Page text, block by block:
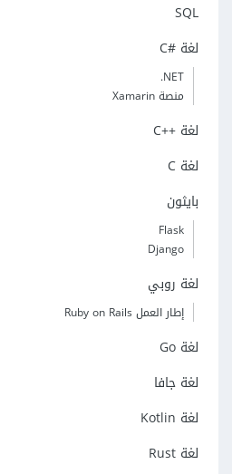
SQL
لغة C#‎
‎.NET
منصة Xamarin
لغة C++‎
لغة C
بايثون
Flask
Django
لغة روبي
إطار العمل Ruby on Rails
لغة Go
لغة جافا
لغة Kotlin
لغة Rust